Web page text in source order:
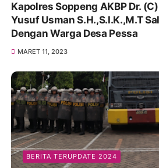
Kapolres Soppeng AKBP Dr.
Yusuf Usman S.H.,S.I.K.,M.T
Dengan Warga Desa Pessa
MARET 11, 2023
BERITA TERUPDATE 2024